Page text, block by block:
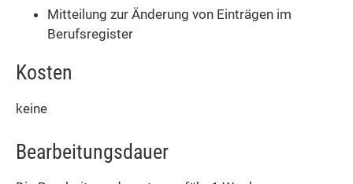
Mitteilung zur Änderung von Einträgen im
Berufsregister
Kosten
keine
Bearbeitungsdauer